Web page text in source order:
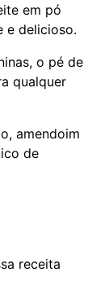
em pó
e delicioso.
o pé de
qualquer
amendoim
de
receita